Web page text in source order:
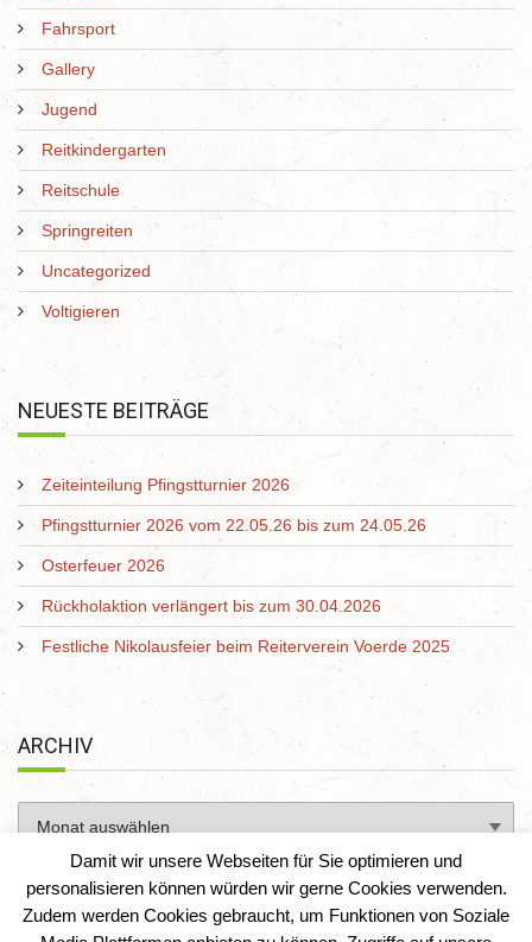
Fahrsport
Gallery
Jugend
Reitkindergarten
Reitschule
Springreiten
Uncategorized
Voltigieren
NEUESTE BEITRÄGE
Zeiteinteilung Pfingstturnier 2026
Pfingstturnier 2026 vom 22.05.26 bis zum 24.05.26
Osterfeuer 2026
Rückholaktion verlängert bis zum 30.04.2026
Festliche Nikolausfeier beim Reiterverein Voerde 2025
ARCHIV
Damit wir unsere Webseiten für Sie optimieren und
personalisieren können würden wir gerne Cookies verwenden.
Zudem werden Cookies gebraucht, um Funktionen von Soziale